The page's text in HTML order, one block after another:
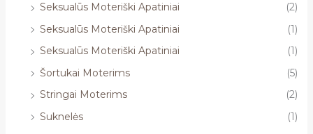
Seksualūs Moteriški Apatiniai
(2)
Seksualūs Moteriški Apatiniai
(1)
Seksualūs Moteriški Apatiniai
(1)
Šortukai Moterims
(5)
Stringai Moterims
(2)
Suknelės
(1)